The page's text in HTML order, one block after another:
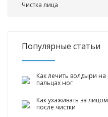
Чистка лица
Популярные статьи
Как лечить волдыри на
пальцах ног
Как ухаживать за лицом
после чистки